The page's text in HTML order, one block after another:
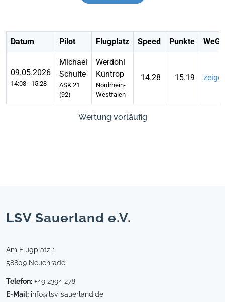
Datum Pilot Flugplatz Speed Punkte
09.05.2026
14:08 - 15:28
Michael
Schulte
ASK 21
(92)
Werdohl
Küntrop
Nordrhein-
Westfalen
14.28 15.19
Wertung vorläufig
LSV Sauerland e.V.
Am Flugplatz 1
58809 Neuenrade
Telefon: +49 2394 278
E-Mail: info@lsv-sauerland.de